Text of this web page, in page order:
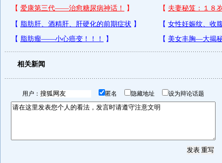
相关新闻
用户： 匿名 隐藏地址 设为辩论话题